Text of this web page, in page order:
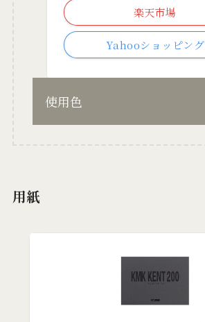
楽天市場
Yahooショッピング
使用色
用紙